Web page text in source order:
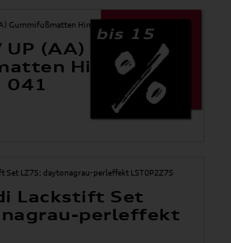
bis 15
(AA)
Hinten
041
Lackstift Set
perleffekt